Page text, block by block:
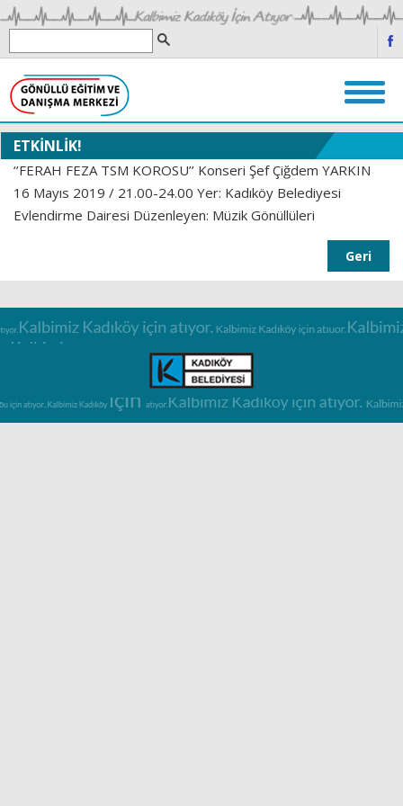
ETKİNLİK!
‘’FERAH FEZA TSM KOROSU’’ Konseri Şef Çiğdem YARKIN
16 Mayıs 2019 / 21.00-24.00 Yer: Kadıköy Belediyesi
Evlendirme Dairesi Düzenleyen: Müzik Gönüllüleri
Geri